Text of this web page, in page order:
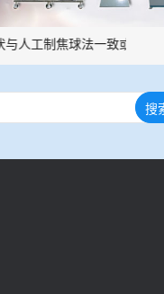
冶金性能检测系统
设备
制样设备
人工制焦球法一致或优于
搜